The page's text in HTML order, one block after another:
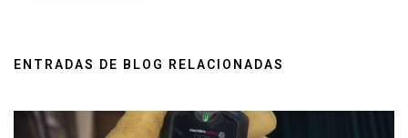
ENTRADAS DE BLOG RELACIONADAS